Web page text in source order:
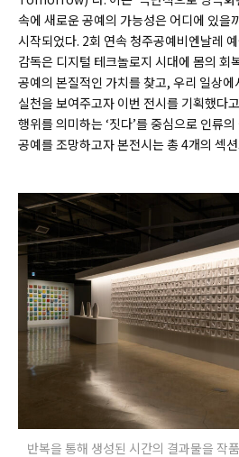
속에 새로운 공예의 가능성은 어디에 있을
시작되었다. 2회 연속 청주공예비엔날레
감독은 디지털 테크놀로지 시대에 몸의 회
공예의 본질적인 가치를 찾고, 우리 일상
실천을 보여주고자 이번 전시를 기획했다
행위를 의미하는 ‘짓다’를 중심으로 인류
공예를 조망하고자 본전시는 총 4개의 섹
반복을 통해 생성된 시간의 결과물을 작